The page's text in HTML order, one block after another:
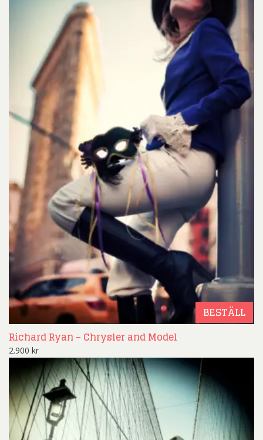
BESTÄLL
Richard Ryan – Chrysler and Model
2.900 kr